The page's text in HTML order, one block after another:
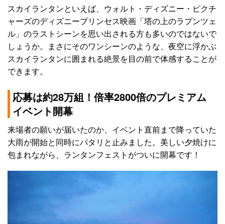
スカイランタンといえば、ウォルト・ディズニー・ピクチ
ャーズのディズニープリンセス映画「塔の上のラプンツェ
ル」のラストシーンを思い出される方も多いのではないで
しょうか。まさにそのワンシーンのような、夜空に浮かぶ
スカイランタンに囲まれる絶景を目の前で体感することが
できます。
応募は約28万組！倍率2800倍のプレミアム
イベント開幕
来場者の願いが届いたのか、イベント直前まで降っていた
大雨が開始と同時にパタリと止みました。美しい夕焼けに
包まれながら、ランタンフェストがついに開幕です！